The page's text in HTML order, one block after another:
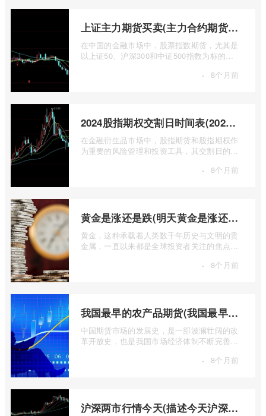
上证主力期货买卖(主力合约期货市场大盘)
在中国的金融市场中，股票指数期货，尤其是
以上证50、沪深300和中证500指数为标的的
· 8个月前
2024股指期权交割日时间表(2024股指期货交割日)
在金融衍生品市场中，股指期货和股指期权作
为重要的风险管理和投资工具，其交割日的设
· 8个月前
黄金是涨还是跌(明天黄金是涨还是跌)
黄金，这种承载着人类数千年历史与文明的贵
金属，一直以来都是全球投资者关注的焦点。
· 8个月前
我国最早的农产品期货(我国最早的农产品期货交易合约的品种是)
中国期货市场的发展史，是一部波澜壮阔的改
革开放史，也是我国市场经济体制不断完善的
· 8个月前
沪深两市行情今天(描述今天沪深两市早盘交易情况)